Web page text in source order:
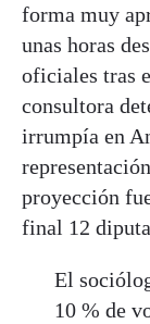
forma muy
unas horas
oficiales tras
consultora
irrumpía en
proyección
final 12
El
10 % de